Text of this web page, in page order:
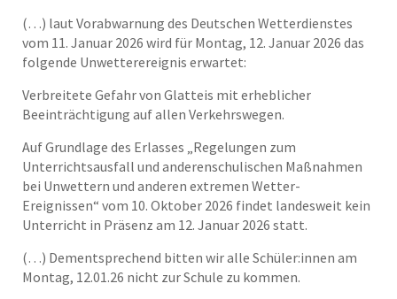
(…) laut Vorabwarnung des Deutschen Wetterdienstes
vom 11. Januar 2026 wird für Montag, 12. Januar 2026 das
folgende Unwetterereignis erwartet:
Verbreitete Gefahr von Glatteis mit erheblicher
Beeinträchtigung auf allen Verkehrswegen.
Auf Grundlage des Erlasses „Regelungen zum
Unterrichtsausfall und anderenschulischen Maßnahmen
bei Unwettern und anderen extremen Wetter-
Ereignissen“ vom 10. Oktober 2026 findet landesweit kein
Unterricht in Präsenz am 12. Januar 2026 statt.
(…) Dementsprechend bitten wir alle Schüler:innen am
Montag, 12.01.26 nicht zur Schule zu kommen.